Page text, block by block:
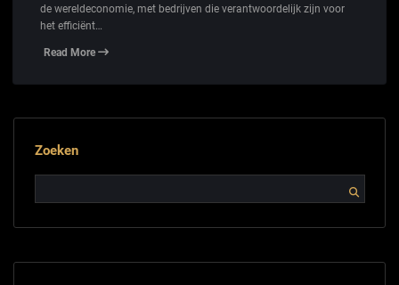
de wereldeconomie, met bedrijven die verantwoordelijk zijn voor
het efficiënt…
Read More
Zoeken